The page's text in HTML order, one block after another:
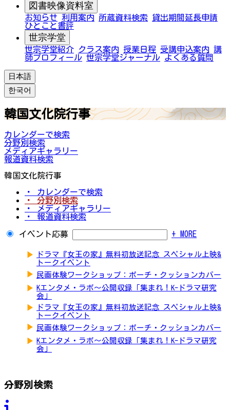
図書映像資料室
お知らせ 利用案内 所蔵資料検索
貸出期間延長申請
ひとこと書評
世宗学堂
世宗学堂紹介 クラス案内 授業日程 受講申込案内 講
師プロフィール 世宗学堂ジャーナル よくある質問
日本語
한국어
韓国文化院行事
カレンダーで検索
分野別検索
メディアギャラリー
報道資料検索
韓国文化院行事
・ カレンダーで検索
・ 分野別検索
・ メディアギャラリー
・ 報道資料検索
イベント応募 + MORE
▶
ドラマ『女王の家』無料初放送記念 スペシャル上映&
トークイベント
▶ 民画体験ワークショップ：ポーチ・クッションカバー
▶ Kエンタメ・ラボ～公開収録「集まれ！K-ドラマ研究
会」
▶
ドラマ『女王の家』無料初放送記念 スペシャル上映&
トークイベント
▶ 民画体験ワークショップ：ポーチ・クッションカバー
▶ Kエンタメ・ラボ～公開収録「集まれ！K-ドラマ研究
会」
分野別検索